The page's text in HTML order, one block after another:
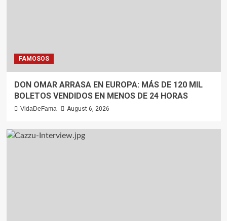
FAMOSOS
DON OMAR ARRASA EN EUROPA: MÁS DE 120 MIL
BOLETOS VENDIDOS EN MENOS DE 24 HORAS
VidaDeFama August 6, 2026